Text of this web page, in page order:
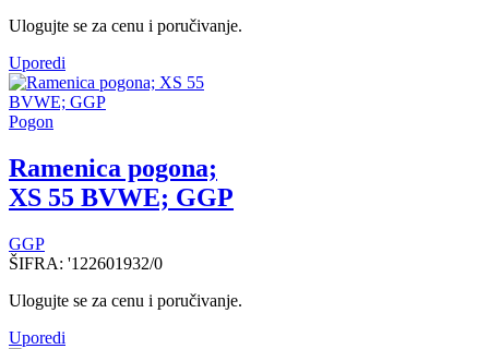
Ulogujte se za cenu i poručivanje.
Uporedi
Pogon
Ramenica pogona;
XS 55 BVWE; GGP
GGP
ŠIFRA: '122601932/0
Ulogujte se za cenu i poručivanje.
Uporedi